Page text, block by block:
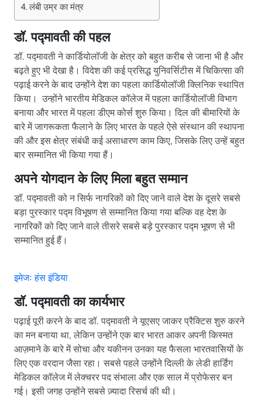
लंबी उम्र का मंत्र
डॉ. पद्मावती की पहल
डॉ. पद्मावती ने कार्डियोलॉजी के क्षेत्र को बहुत करीब से जाना भी है और
बढ़ते हुए भी देखा है। विदेश की कई प्रसिद्ध युनिवर्सिटीस में चिकित्सा की
पढ़ाई करने के बाद उन्होंने देश का पहला कार्डियोलॉजी क्लिनिक स्थापित
किया। उन्होंने भारतीय मेडिकल कॉलेज में पहला कार्डियोलॉजी विभाग
बनाया और भारत में पहला डीएम कोर्स शुरु किया। दिल की बीमारियों के
बारे में जागरूकता फैलाने के लिए भारत के पहले ऐसे संस्थान की स्थापना
की और इस क्षेत्र संबंधी कई असाधारण काम किए, जिसके लिए उन्हें बहुत
बार सम्मानित भी किया गया हैं।
अपने योगदान के लिए मिला बहुत सम्मान
डॉ. पद्मावती को न सिर्फ नागरिकों को दिए जाने वाले देश के दूसरे सबसे
बड़ा पुरस्कार पद्म विभूषण से सम्मानित किया गया बल्कि वह देश के
नागरिकों को दिए जाने वाले तीसरे सबसे बड़े पुरस्कार पद्म भूषण से भी
सम्मानित हुई हैं।
इमेजः हंस इंडिया
डॉ. पद्मावती का कार्यभार
पढ़ाई पूरी करने के बाद डॉ. पद्मावती ने यूएसए जाकर प्रैक्टिस शुरु करने
का मन बनाया था, लेकिन उन्होंने एक बार भारत आकर अपनी किस्मत
आज़माने के बारे में सोचा और यकीनन उनका यह फैसला भारतवासियों के
लिए एक वरदान जैसा रहा। सबसे पहले उन्होंने दिल्ली के लेडी हार्डिंग
मेडिकल कॉलेज में लेक्चरर पद संभाला और एक साल में प्रोफेसर बन
गई। इसी जगह उन्होंने सबसे ज़्यादा रिसर्च की थी।